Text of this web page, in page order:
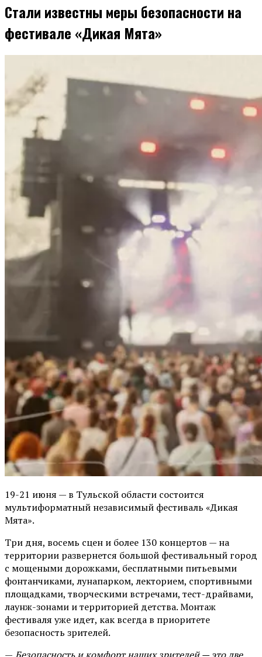
Стали известны меры безопасности на
фестивале «Дикая Мята»
19-21 июня — в Тульской области состоится
мультиформатный независимый фестиваль «Дикая
Мята».
Три дня, восемь сцен и более 130 концертов — на
территории развернется большой фестивальный город
с мощеными дорожками, бесплатными питьевыми
фонтанчиками, лунапарком, лекторием, спортивными
площадками, творческими встречами, тест-драйвами,
лаунж-зонами и территорией детства. Монтаж
фестиваля уже идет, как всегда в приоритете
безопасность зрителей.